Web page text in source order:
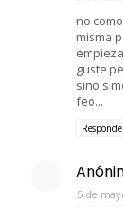
no
misma
guste
sino
feo...
5 de